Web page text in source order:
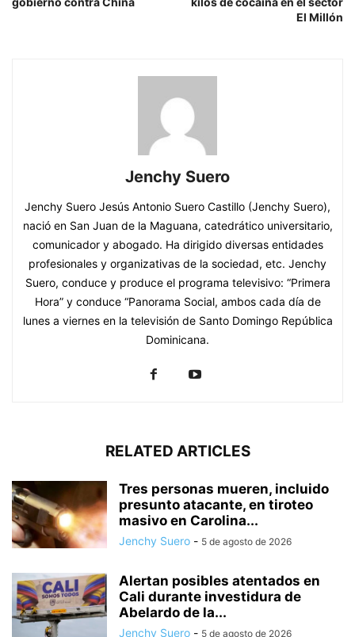
El Millón
Jenchy Suero
Jenchy Suero Jesús Antonio Suero Castillo (Jenchy Suero),
nació en San Juan de la Maguana, catedrático universitario,
comunicador y abogado. Ha dirigido diversas entidades
profesionales y organizativas de la sociedad, etc. Jenchy
Suero, conduce y produce el programa televisivo: “Primera
Hora” y conduce “Panorama Social, ambos cada día de
lunes a viernes en la televisión de Santo Domingo República
Dominicana.
RELATED ARTICLES
Tres personas mueren, incluido
presunto atacante, en tiroteo
masivo en Carolina...
Jenchy Suero - 5 de agosto de 2026
Alertan posibles atentados en
Cali durante investidura de
Abelardo de la...
Jenchy Suero - 5 de agosto de 2026